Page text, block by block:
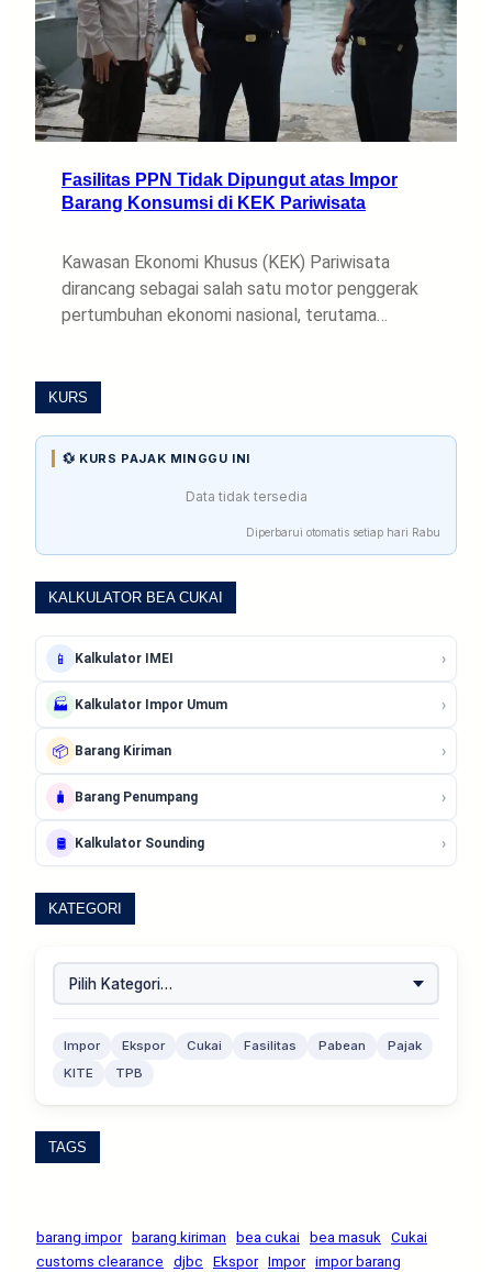
Fasilitas PPN Tidak Dipungut atas Impor
Barang Konsumsi di KEK Pariwisata
Kawasan Ekonomi Khusus (KEK) Pariwisata
dirancang sebagai salah satu motor penggerak
pertumbuhan ekonomi nasional, terutama…
KURS
💱 KURS PAJAK MINGGU INI
Data tidak tersedia
Diperbarui otomatis setiap hari Rabu
KALKULATOR BEA CUKAI
📱 Kalkulator IMEI ›
🏭 Kalkulator Impor Umum ›
📦 Barang Kiriman ›
🧳 Barang Penumpang ›
🛢️ Kalkulator Sounding ›
KATEGORI
Impor Ekspor Cukai Fasilitas Pabean
Pajak
KITE
TPB
TAGS
barang impor barang kiriman bea cukai bea masuk Cukai
customs clearance
djbc Ekspor Impor impor barang